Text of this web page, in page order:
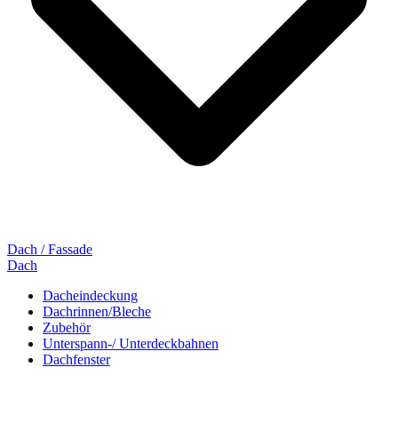
Dach / Fassade
Dach
Dacheindeckung
Dachrinnen/Bleche
Zubehör
Unterspann-/ Unterdeckbahnen
Dachfenster